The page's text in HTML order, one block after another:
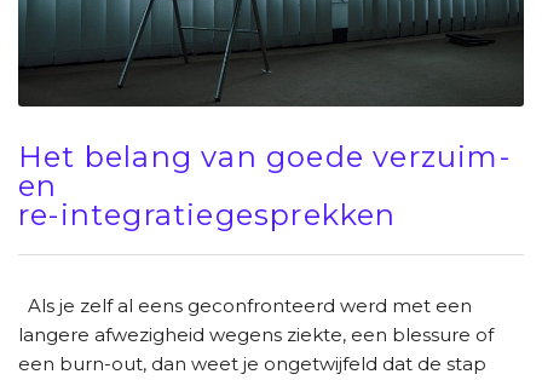
Het belang van goede verzuim-
en
re-integratiegesprekken
Als je zelf al eens geconfronteerd werd met een
langere afwezigheid wegens ziekte, een blessure of
een burn-out, dan weet je ongetwijfeld dat de stap